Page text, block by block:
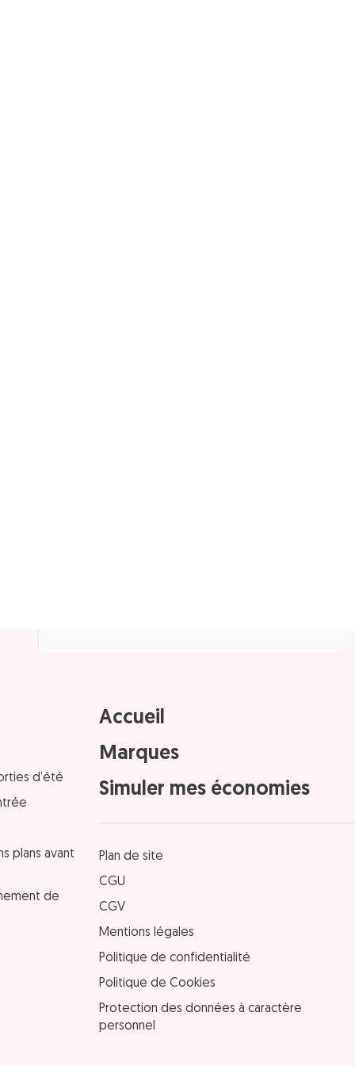
d’été
plans avant
de
Accueil
Marques
Simuler mes économies
Plan de site
CGU
CGV
Mentions légales
Politique de confidentialité
Politique de Cookies
Protection des données à caractère
personnel